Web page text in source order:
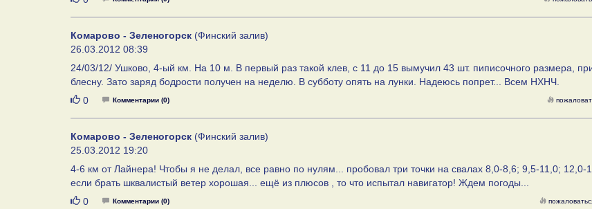
Комарово - Зеленогорск (Финский залив)
26.03.2012 08:39
24/03/12/ Ушково, 4-ый км. На 10 м. В первый раз такой клев, с 11 до 15 вымучил 43 шт. пиписочного размера,
блесну. Зато заряд бодрости получен на неделю. В субботу опять на лунки. Надеюсь попрет... Всем НХНЧ.
Нравится
0 Комментарии (0)
Комарово - Зеленогорск (Финский залив)
25.03.2012 19:20
4-6 км от Лайнера! Чтобы я не делал, все равно по нулям... пробовал три точки на свалах 8,0-8,6; 9,5-11,0; 12,0-
если брать шквалистый ветер хорошая... ещё из плюсов , то что испытал навигатор! Ждем погоды...
Нравится
0 Комментарии (0)